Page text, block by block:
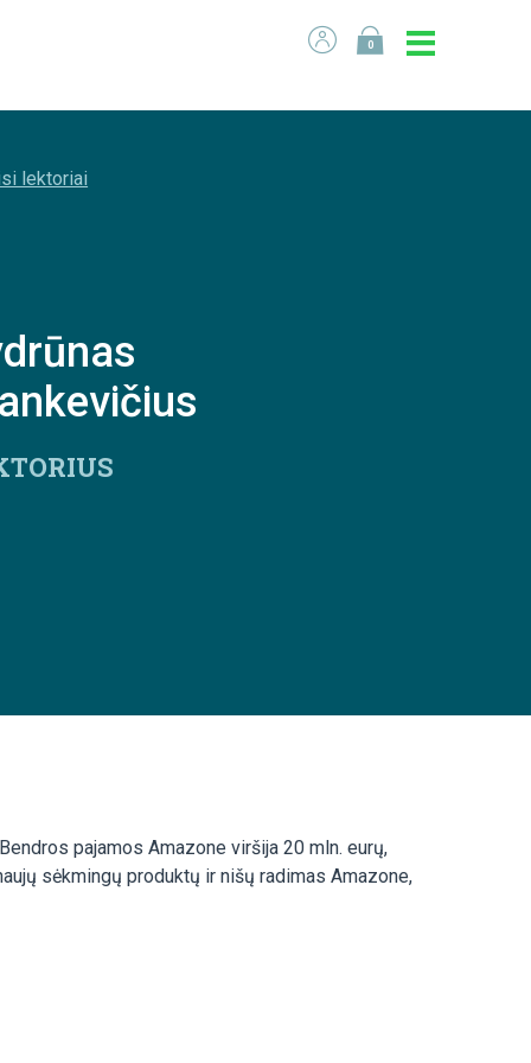
0
lektoriai
pajamos Amazone viršija 20 mln. eurų,
sėkmingų produktų ir nišų radimas Amazone,